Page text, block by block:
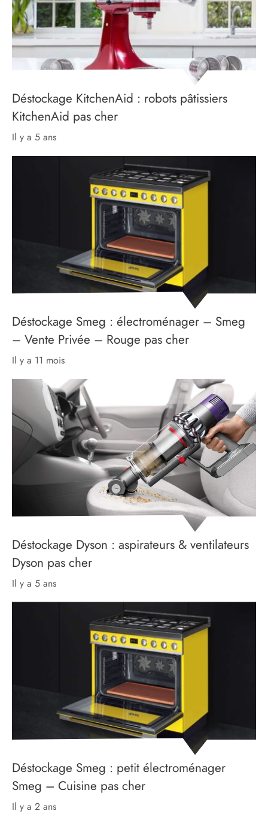
Déstockage KitchenAid : robots pâtissiers
KitchenAid pas cher
il y a 5 ans
Déstockage Smeg : électroménager – Smeg
– Vente Privée – Rouge pas cher
il y a 11 mois
Déstockage Dyson : aspirateurs & ventilateurs
Dyson pas cher
il y a 5 ans
Déstockage Smeg : petit électroménager
Smeg – Cuisine pas cher
il y a 2 ans